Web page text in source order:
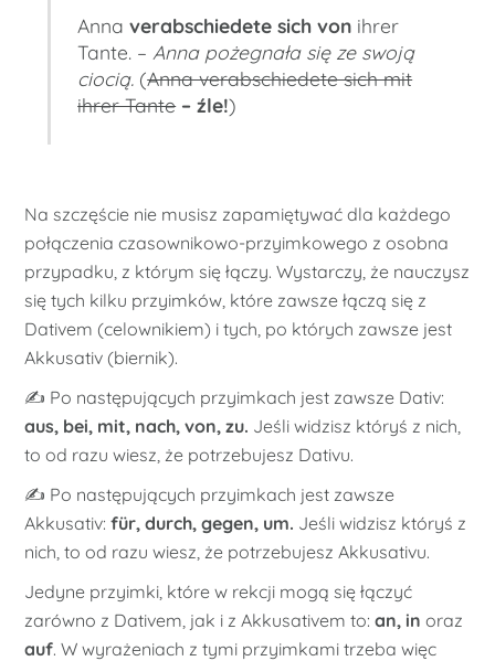
Annaverabschiedete sich von ihrer
Tante. – Anna pożegnała się ze swoją
ciocią. (Anna verabschiedete sich mit
ihrer Tante – źle!)
Na szczęście nie musisz zapamiętywać dla każdego
połączenia czasownikowo-przyimkowego z osobna
przypadku, z którym się łączy. Wystarczy, że nauczysz
się tych kilku przyimków, które zawsze łączą się z
Dativem (celownikiem) i tych, po których zawsze jest
Akkusativ (biernik).
✍️ Po następujących przyimkach jest zawsze Dativ:
aus, bei, mit, nach, von, zu. Jeśli widzisz któryś z nich,
to od razu wiesz, że potrzebujesz Dativu.
✍️ Po następujących przyimkach jest zawsze
Akkusativ:für, durch, gegen, um. Jeśli widzisz któryś z
nich, to od razu wiesz, że potrzebujesz Akkusativu.
Jedyne przyimki, które w rekcji mogą się łączyć
zarówno z Dativem, jak i z Akkusativem to:an, in oraz
auf. W wyrażeniach z tymi przyimkami trzeba więc